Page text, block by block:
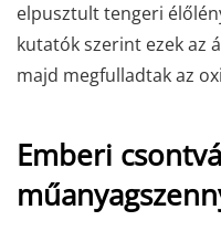
elpusztult tengeri
kutatók szerint ezek az
majd megfulladtak az
Emberi